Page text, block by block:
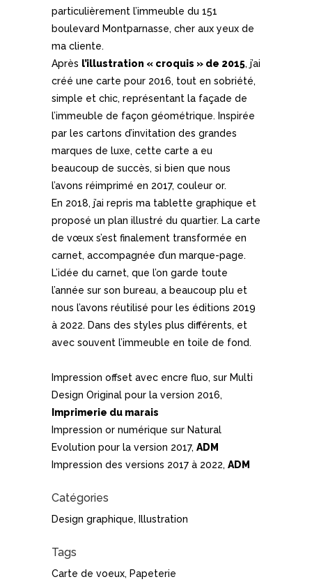
particulièrement l’immeuble du 151
boulevard Montparnasse, cher aux yeux de
ma cliente.
Après l’illustration « croquis » de 2015, j’ai
créé une carte pour 2016, tout en sobriété,
simple et chic, représentant la façade de
l’immeuble de façon géométrique. Inspirée
par les cartons d’invitation des grandes
marques de luxe, cette carte a eu
beaucoup de succès, si bien que nous
l’avons réimprimé en 2017, couleur or.
En 2018, j’ai repris ma tablette graphique et
proposé un plan illustré du quartier. La carte
de vœux s’est finalement transformée en
carnet, accompagnée d’un marque-page.
L’idée du carnet, que l’on garde toute
l’année sur son bureau, a beaucoup plu et
nous l’avons réutilisé pour les éditions 2019
à 2022. Dans des styles plus différents, et
avec souvent l’immeuble en toile de fond.
Impression offset avec encre fluo, sur Multi
Design Original pour la version 2016,
Imprimerie du marais
Impression or numérique sur Natural
Evolution pour la version 2017, ADM
Impression des versions 2017 à 2022, ADM
Catégories
Design graphique, Illustration
Tags
Carte de voeux, Papeterie